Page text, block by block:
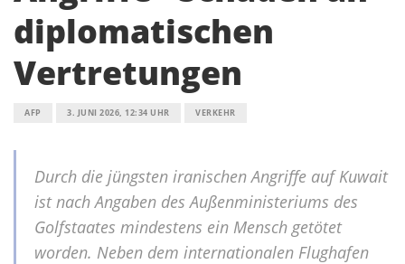
diplomatischen
Vertretungen
AFP 3. JUNI 2026, 12:34 UHR VERKEHR
Durch die jüngsten iranischen Angriffe auf Kuwait
ist nach Angaben des Außenministeriums des
Golfstaates mindestens ein Mensch getötet
worden. Neben dem internationalen Flughafen